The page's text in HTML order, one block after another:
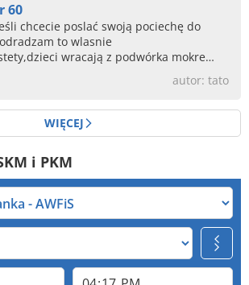
60
chcecie poslać swoją pociechę do
to wlasnie
wracają z podwórka mokre
autor: tato
WIĘCEJ
i PKM